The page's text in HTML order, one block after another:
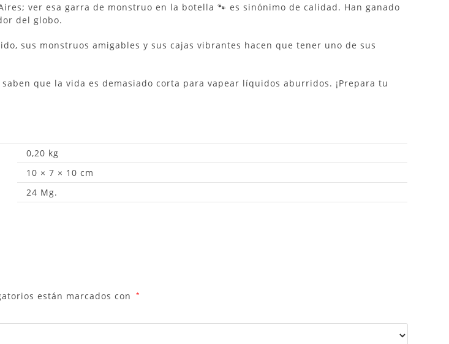
ver esa garra de monstruo en la botella 🐾 es sinónimo de calidad. Han ganado
del globo.
sus monstruos amigables y sus cajas vibrantes hacen que tener uno de sus
que la vida es demasiado corta para vapear líquidos aburridos. ¡Prepara tu
0,20 kg
10 × 7 × 10 cm
24 Mg.
están marcados con *